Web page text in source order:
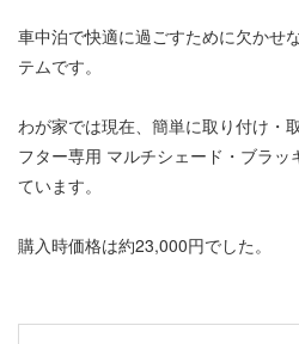
車中泊で快適に過ごすために欠かせ
テムです。
わが家では現在、簡単に取り付け・
フター専用 マルチシェード・ブラ
ています。
購入時価格は約23,000円でした。